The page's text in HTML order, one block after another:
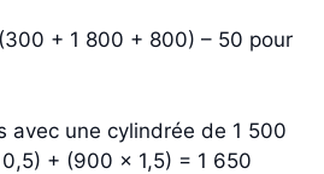
+ 1 800 + 800) – 50 pour
avec une cylindrée de 1 500
+ (900 x 1,5) = 1 650